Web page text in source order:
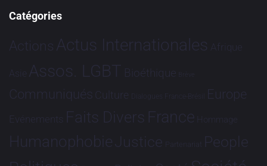
Catégories
Actions Actus Internationales Afrique
Asie Assos. LGBT Bioéthique Brève
Communiqués Culture Dialogues France-Brésil Europe
Evénements Faits Divers France Hommage
HumanophobieJustice Partenariat People